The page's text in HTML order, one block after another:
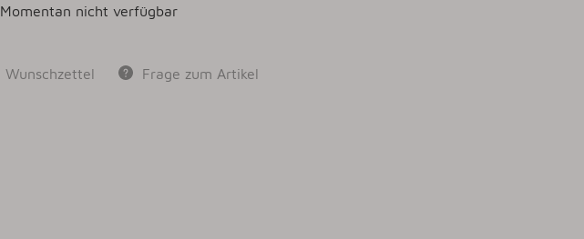
Momentan nicht verfügbar
Wunschzettel Frage zum Artikel